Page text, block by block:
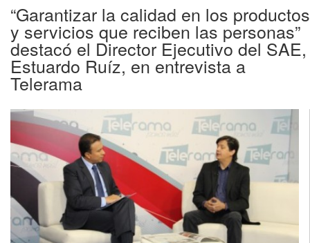
“Garantizar la calidad en los productos
y servicios que reciben las personas”
destacó el Director Ejecutivo del SAE,
Estuardo Ruíz, en entrevista a
Telerama